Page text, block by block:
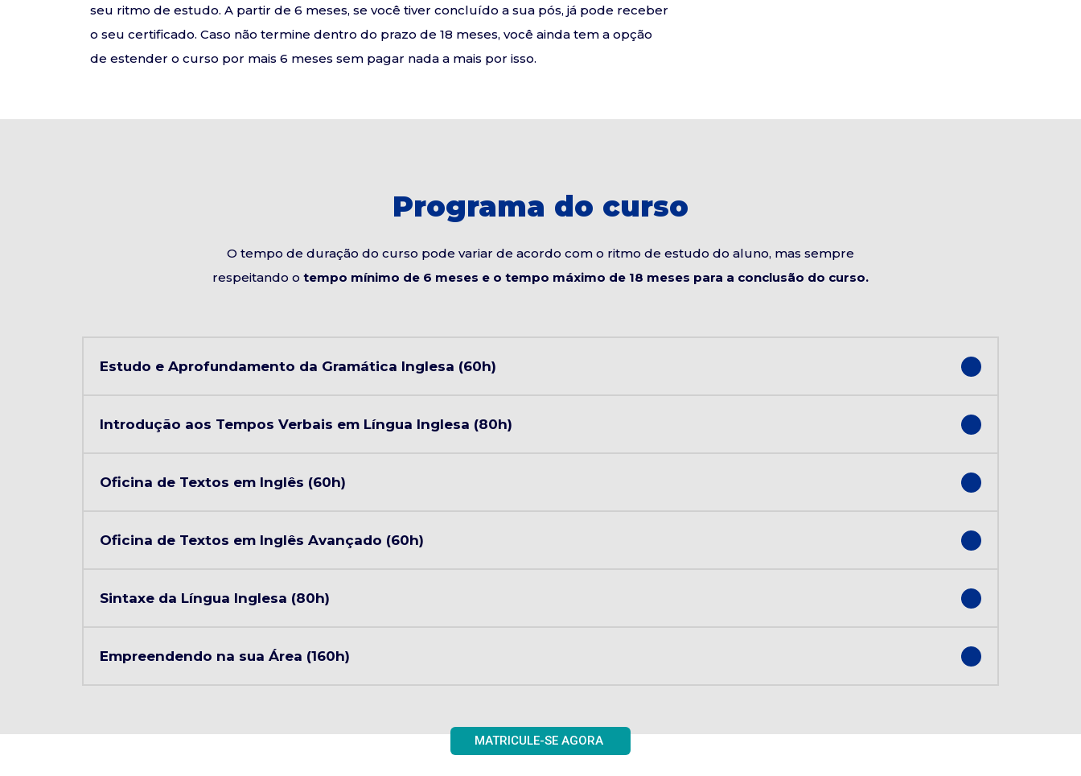
seu ritmo de estudo. A partir de 6 meses, se você tiver concluído a sua pós, já pode receber
o seu certificado. Caso não termine dentro do prazo de 18 meses, você ainda tem a opção
de estender o curso por mais 6 meses sem pagar nada a mais por isso.
Programa do curso
O tempo de duração do curso pode variar de acordo com o ritmo de estudo do aluno, mas sempre
respeitando o tempo mínimo de 6 meses e o tempo máximo de 18 meses para a conclusão do curso.
Estudo e Aprofundamento da Gramática Inglesa (60h)
Introdução aos Tempos Verbais em Língua Inglesa (80h)
Oficina de Textos em Inglês (60h)
Oficina de Textos em Inglês Avançado (60h)
Sintaxe da Língua Inglesa (80h)
Empreendendo na sua Área (160h)
MATRICULE-SE AGORA